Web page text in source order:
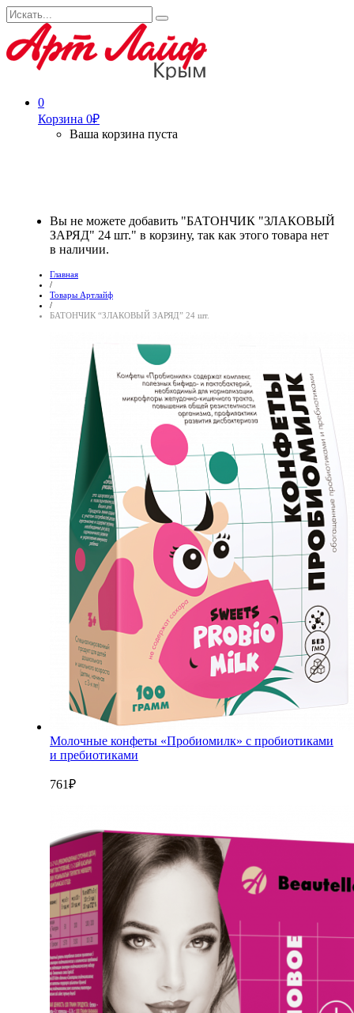
Search
0
Корзина 0₽
Ваша корзина пуста
Вы не можете добавить "БАТОНЧИК "ЗЛАКОВЫЙ
ЗАРЯД" 24 шт." в корзину, так как этого товара нет
в наличии.
Главная
/
Товары Артлайф
/
БАТОНЧИК “ЗЛАКОВЫЙ ЗАРЯД” 24 шт.
Молочные конфеты «Пробиомилк» с пробиотиками
и пребиотиками
761₽